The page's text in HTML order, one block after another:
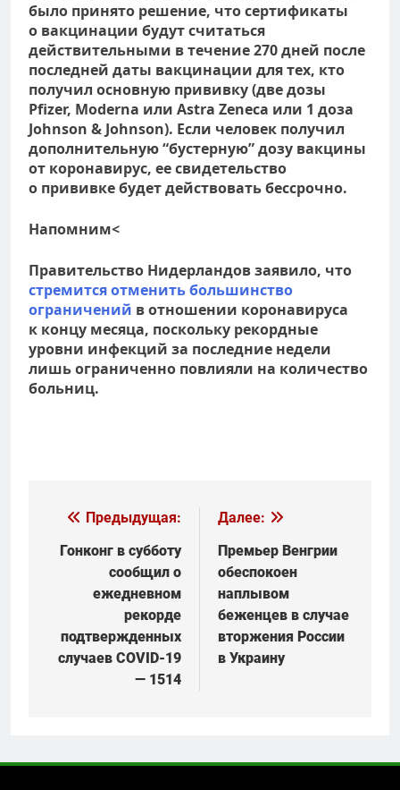
было принято решение, что сертификаты
о вакцинации будут считаться
действительными в течение 270 дней после
последней даты вакцинации для тех, кто
получил основную прививку (две дозы
Pfizer, Moderna или Astra Zeneca или 1 доза
Johnson & Johnson). Если человек получил
дополнительную “бустерную” дозу вакцины
от коронавирус, ее свидетельство
о прививке будет действовать бессрочно.
Напомним<
Правительство Нидерландов заявило, что
стремится отменить большинство
ограничений в отношении коронавируса
к концу месяца, поскольку рекордные
уровни инфекций за последние недели
лишь ограниченно повлияли на количество
больниц.
Навигация
по
записям
Предыдущая:
Гонконг в субботу
сообщил о
ежедневном
рекорде
подтвержденных
случаев COVID-19
— 1514
Далее:
Премьер Венгрии
обеспокоен
наплывом
беженцев в случае
вторжения России
в Украину